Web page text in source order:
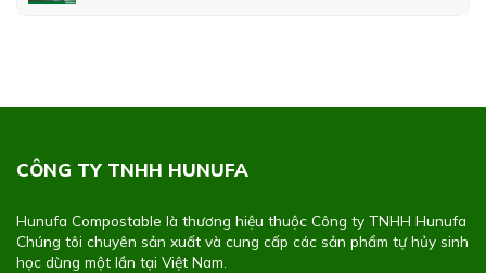
CÔNG TY TNHH HUNUFA
Hunufa Compostable là thương hiệu thuộc Công ty TNHH Hunufa
Chúng tôi chuyên sản xuất và cung cấp các sản phẩm tự hủy sinh
học dùng một lần tại Việt Nam.